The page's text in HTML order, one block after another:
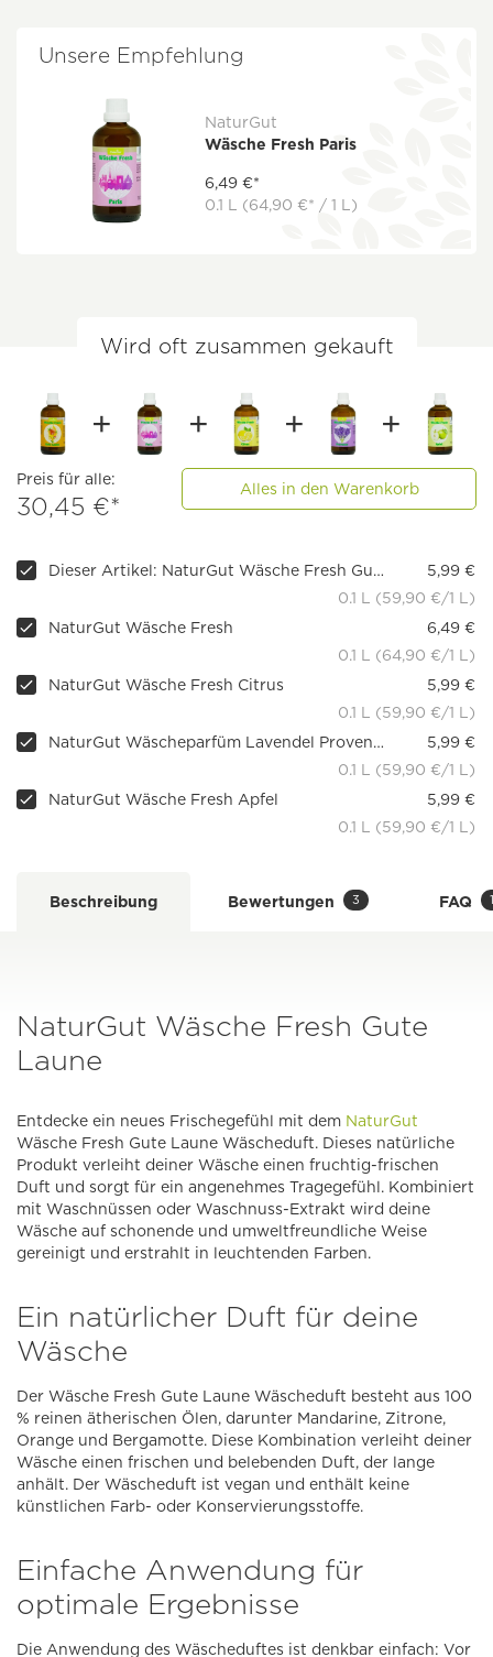
Unsere Empfehlung
NaturGut
Wäsche Fresh Paris
6,49 €*
0.1 L (64,90 €* / 1 L)
Wird oft zusammen gekauft
Preis für alle:
30,45 €*
Alles in den Warenkorb
Dieser Artikel: NaturGut Wäsche Fresh Gute Laune
5,99 €
0.1 L (59,90 €/1 L)
NaturGut Wäsche Fresh
6,49 €
0.1 L (64,90 €/1 L)
NaturGut Wäsche Fresh Citrus
5,99 €
0.1 L (59,90 €/1 L)
NaturGut Wäscheparfüm Lavendel Provence, 100 ml
5,99 €
0.1 L (59,90 €/1 L)
NaturGut Wäsche Fresh Apfel
5,99 €
0.1 L (59,90 €/1 L)
Beschreibung Bewertungen 3 FAQ 1
NaturGut Wäsche Fresh Gute
Laune
Entdecke ein neues Frischegefühl mit dem NaturGut
Wäsche Fresh Gute Laune Wäscheduft. Dieses natürliche
Produkt verleiht deiner Wäsche einen fruchtig-frischen
Duft und sorgt für ein angenehmes Tragegefühl. Kombiniert
mit Waschnüssen oder Waschnuss-Extrakt wird deine
Wäsche auf schonende und umweltfreundliche Weise
gereinigt und erstrahlt in leuchtenden Farben.
Ein natürlicher Duft für deine
Wäsche
Der Wäsche Fresh Gute Laune Wäscheduft besteht aus 100
% reinen ätherischen Ölen, darunter Mandarine, Zitrone,
Orange und Bergamotte. Diese Kombination verleiht deiner
Wäsche einen frischen und belebenden Duft, der lange
anhält. Der Wäscheduft ist vegan und enthält keine
künstlichen Farb- oder Konservierungsstoffe.
Einfache Anwendung für
optimale Ergebnisse
Die Anwendung des Wäscheduftes ist denkbar einfach: Vor